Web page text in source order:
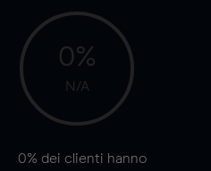
0%
N/A
0% dei clienti hanno